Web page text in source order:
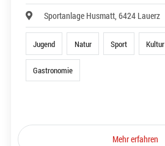
Sportanlage Husmatt, 6424 Lauerz
Jugend Natur Sport Kultur
Gastronomie
Mehr erfahren